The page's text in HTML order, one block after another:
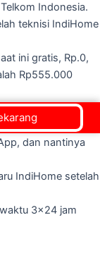
Indonesia.
teknisi IndiHome
ini gratis, Rp.0,
Rp555.000
pemasangan
dan nantinya
IndiHome setelah
3x24 jam